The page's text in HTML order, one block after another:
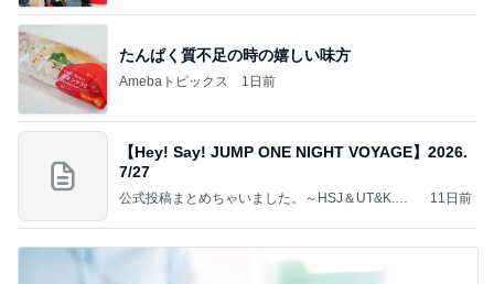
たんぱく質不足の時の嬉しい味方
Amebaトピックス 1日前
【Hey! Say! JUMP ONE NIGHT VOYAGE】2026.
7/27
公式投稿まとめちゃいました。～HSJ＆UT&K.O.
11日前